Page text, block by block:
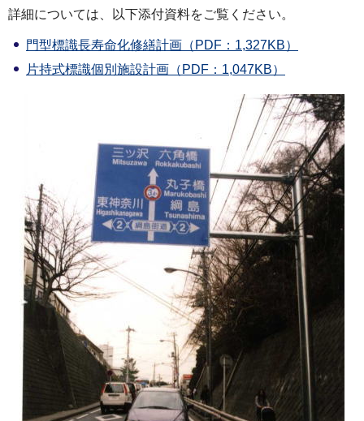
詳細については、以下添付資料をご覧ください。
門型標識長寿命化修繕計画（PDF：1,327KB）
片持式標識個別施設計画（PDF：1,047KB）